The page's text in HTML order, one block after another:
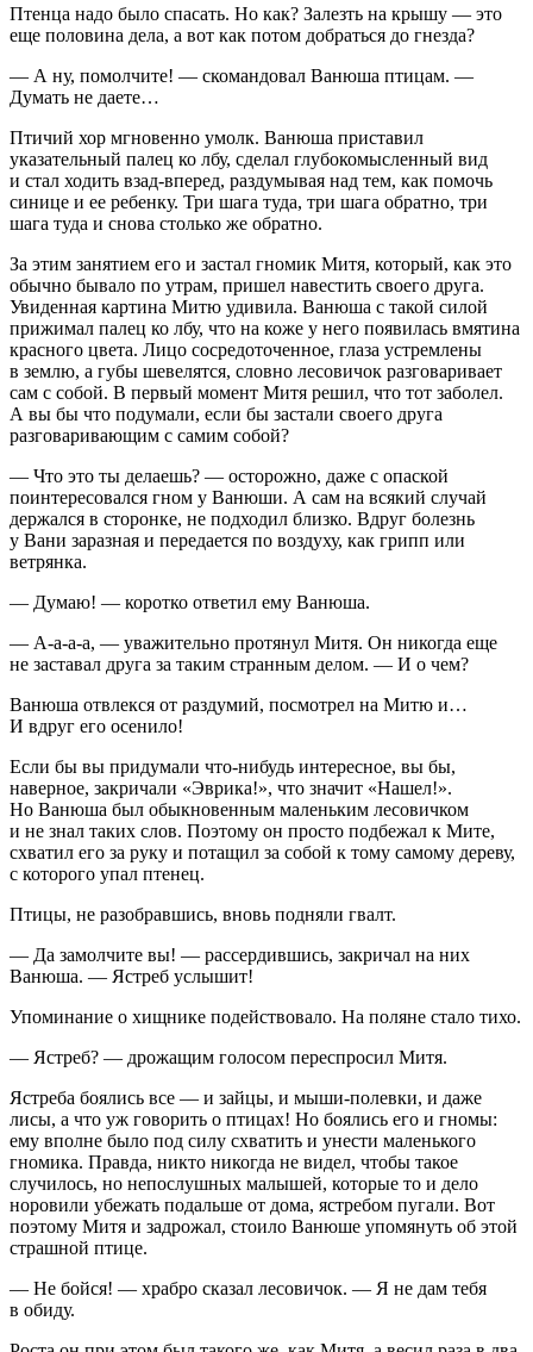
Птенца надо было спасать. Но как? Залезть на крышу — это
еще половина дела, а вот как потом добраться до гнезда?
— А ну, помолчите! — скомандовал Ванюша птицам. —
Думать не даете…
Птичий хор мгновенно умолк. Ванюша приставил
указательный палец ко лбу, сделал глубокомысленный вид
и стал ходить взад-вперед, раздумывая над тем, как помочь
синице и ее ребенку. Три шага туда, три шага обратно, три
шага туда и снова столько же обратно.
За этим занятием его и застал гномик Митя, который, как это
обычно бывало по утрам, пришел навестить своего друга.
Увиденная картина Митю удивила. Ванюша с такой силой
прижимал палец ко лбу, что на коже у него появилась вмятина
красного цвета. Лицо сосредоточенное, глаза устремлены
в землю, а губы шевелятся, словно лесовичок разговаривает
сам с собой. В первый момент Митя решил, что тот заболел.
А вы бы что подумали, если бы застали своего друга
разговаривающим с самим собой?
— Что это ты делаешь? — осторожно, даже с опаской
поинтересовался гном у Ванюши. А сам на всякий случай
держался в сторонке, не подходил близко. Вдруг болезнь
у Вани заразная и передается по воздуху, как грипп или
ветрянка.
— Думаю! — коротко ответил ему Ванюша.
— А-а-а-а, — уважительно протянул Митя. Он никогда еще
не заставал друга за таким странным делом. — И о чем?
Ванюша отвлекся от раздумий, посмотрел на Митю и…
И вдруг его осенило!
Если бы вы придумали что-нибудь интересное, вы бы,
наверное, закричали «Эврика!», что значит «Нашел!».
Но Ванюша был обыкновенным маленьким лесовичком
и не знал таких слов. Поэтому он просто подбежал к Мите,
схватил его за руку и потащил за собой к тому самому дереву,
с которого упал птенец.
Птицы, не разобравшись, вновь подняли гвалт.
— Да замолчите вы! — рассердившись, закричал на них
Ванюша. — Ястреб услышит!
Упоминание о хищнике подействовало. На поляне стало тихо.
— Ястреб? — дрожащим голосом переспросил Митя.
Ястреба боялись все — и зайцы, и мыши-полевки, и даже
лисы, а что уж говорить о птицах! Но боялись его и гномы:
ему вполне было под силу схватить и унести маленького
гномика. Правда, никто никогда не видел, чтобы такое
случилось, но непослушных малышей, которые то и дело
норовили убежать подальше от дома, ястребом пугали. Вот
поэтому Митя и задрожал, стоило Ванюше упомянуть об этой
страшной птице.
— Не бойся! — храбро сказал лесовичок. — Я не дам тебя
в обиду.